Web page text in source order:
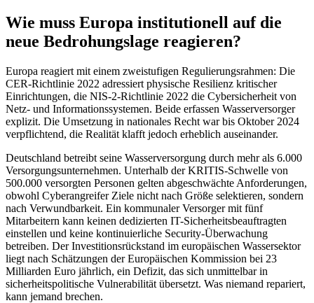
Wie muss Europa institutionell auf die
neue Bedrohungslage reagieren?
Europa reagiert mit einem zweistufigen Regulierungsrahmen: Die
CER-Richtlinie 2022 adressiert physische Resilienz kritischer
Einrichtungen, die NIS-2-Richtlinie 2022 die Cybersicherheit von
Netz- und Informationssystemen. Beide erfassen Wasserversorger
explizit. Die Umsetzung in nationales Recht war bis Oktober 2024
verpflichtend, die Realität klafft jedoch erheblich auseinander.
Deutschland betreibt seine Wasserversorgung durch mehr als 6.000
Versorgungsunternehmen. Unterhalb der KRITIS-Schwelle von
500.000 versorgten Personen gelten abgeschwächte Anforderungen,
obwohl Cyberangreifer Ziele nicht nach Größe selektieren, sondern
nach Verwundbarkeit. Ein kommunaler Versorger mit fünf
Mitarbeitern kann keinen dedizierten IT-Sicherheitsbeauftragten
einstellen und keine kontinuierliche Security-Überwachung
betreiben. Der Investitionsrückstand im europäischen Wassersektor
liegt nach Schätzungen der Europäischen Kommission bei 23
Milliarden Euro jährlich, ein Defizit, das sich unmittelbar in
sicherheitspolitische Vulnerabilität übersetzt. Was niemand repariert,
kann jemand brechen.